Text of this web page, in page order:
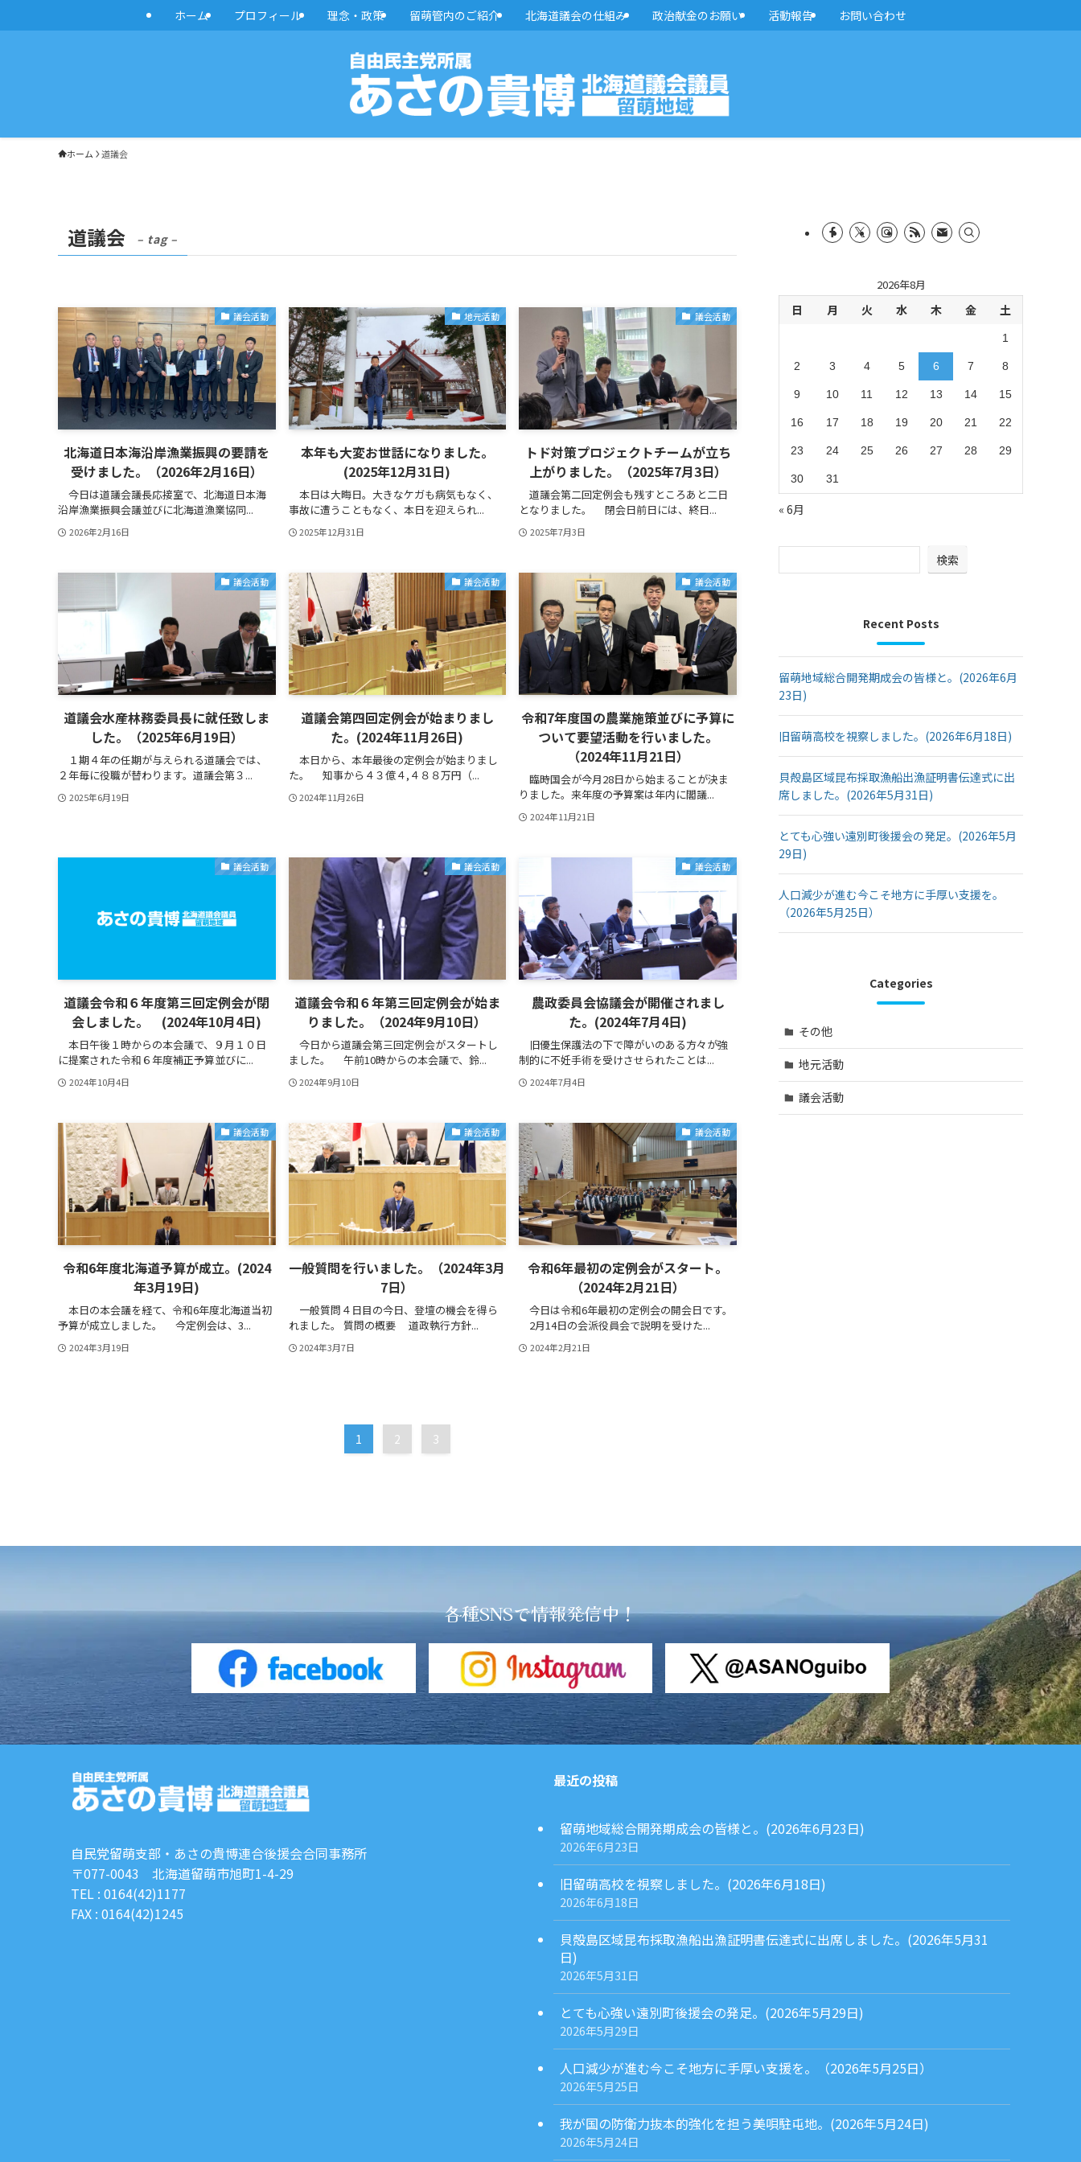
ホーム プロフィール 理念・政策 留萌管内のご紹介 北海道議会の仕組み 政治献金のお願い 活動報告 お問い合わせ
ホーム 道議会
道議会 – tag –
議会活動
北海道日本海沿岸漁業振興の要請を
受けました。（2026年2月16日）
今日は道議会議長応接室で、北海道日本海
沿岸漁業振興会議並びに北海道漁業協同...
2026年2月16日
地元活動
本年も大変お世話になりました。
(2025年12月31日)
本日は大晦日。大きなケガも病気もなく、
事故に遭うこともなく、本日を迎えられ...
2025年12月31日
議会活動
トド対策プロジェクトチームが立ち
上がりました。（2025年7月3日）
道議会第二回定例会も残すところあと二日
となりました。 閉会日前日には、終日...
2025年7月3日
議会活動
道議会水産林務委員長に就任致しま
した。（2025年6月19日）
１期４年の任期が与えられる道議会では、
２年毎に役職が替わります。道議会第３...
2025年6月19日
議会活動
道議会第四回定例会が始まりまし
た。(2024年11月26日)
本日から、本年最後の定例会が始まりまし
た。 知事から４３億４,４８８万円（...
2024年11月26日
議会活動
令和7年度国の農業施策並びに予算に
ついて要望活動を行いました。
（2024年11月21日）
臨時国会が今月28日から始まることが決ま
りました。来年度の予算案は年内に閣議...
2024年11月21日
議会活動
道議会令和６年度第三回定例会が閉
会しました。 (2024年10月4日)
本日午後１時からの本会議で、９月１０日
に提案された令和６年度補正予算並びに...
2024年10月4日
議会活動
道議会令和６年第三回定例会が始ま
りました。（2024年9月10日）
今日から道議会第三回定例会がスタートし
ました。 午前10時からの本会議で、鈴...
2024年9月10日
議会活動
農政委員会協議会が開催されまし
た。(2024年7月4日)
旧優生保護法の下で障がいのある方々が強
制的に不妊手術を受けさせられたことは...
2024年7月4日
議会活動
令和6年度北海道予算が成立。(2024
年3月19日)
本日の本会議を経て、令和6年度北海道当初
予算が成立しました。 今定例会は、3...
2024年3月19日
議会活動
一般質問を行いました。（2024年3月
7日）
一般質問４日目の今日、登壇の機会を得ら
れました。 質問の概要 道政執行方針...
2024年3月7日
議会活動
令和6年最初の定例会がスタート。
（2024年2月21日）
今日は令和6年最初の定例会の開会日です。
2月14日の会派役員会で説明を受けた...
2024年2月21日
1 2 3
2026年8月
日 月 火 水 木 金 土
1
2 3 4 5 6 7 8
9 10 11 12 13 14 15
16 17 18 19 20 21 22
23 24 25 26 27 28 29
30 31
« 6月
検索
Recent Posts
留萌地域総合開発期成会の皆様と。(2026年6月
23日)
旧留萌高校を視察しました。(2026年6月18日)
貝殻島区域昆布採取漁船出漁証明書伝達式に出
席しました。(2026年5月31日)
とても心強い遠別町後援会の発足。(2026年5月
29日)
人口減少が進む今こそ地方に手厚い支援を。
（2026年5月25日）
Categories
その他
地元活動
議会活動
各種SNSで情報発信中！
自民党留萌支部・あさの貴博連合後援会合同事務所
〒077-0043 北海道留萌市旭町1-4-29
TEL : 0164(42)1177
FAX : 0164(42)1245
最近の投稿
留萌地域総合開発期成会の皆様と。(2026年6月23日)
2026年6月23日
旧留萌高校を視察しました。(2026年6月18日)
2026年6月18日
貝殻島区域昆布採取漁船出漁証明書伝達式に出席しました。(2026年5月31
日)
2026年5月31日
とても心強い遠別町後援会の発足。(2026年5月29日)
2026年5月29日
人口減少が進む今こそ地方に手厚い支援を。（2026年5月25日）
2026年5月25日
我が国の防衛力抜本的強化を担う美唄駐屯地。(2026年5月24日)
2026年5月24日